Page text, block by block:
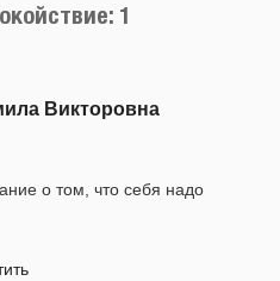
1
Викторовна
о том, что себя надо